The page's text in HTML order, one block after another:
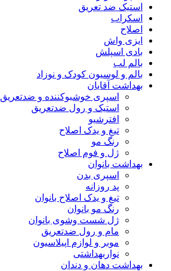
استیک ضد تعریق
اسکراب
اصلاح
ایزی واش
بادی اسپلش
بالم لب
بالم و لوسیون کودک و نوزاد
بهداشت آقایان
اسپری خوشبوکننده و ضدتعریق
استیک و رول ضدتعریق
افترشیو
تیغ و یدک اصلاح
رنگ مو
ژل و فوم اصلاح
بهداشت بانوان
اسپری بدن
پد روزانه
تیغ و یدک اصلاح بانوان
رنگ مو بانوان
ژل شست وشوی بانوان
مام و رول ضدتعریق
موبر و لوازم اپیلاسیون
نواربهداشتی
بهداشت دهان و دندان